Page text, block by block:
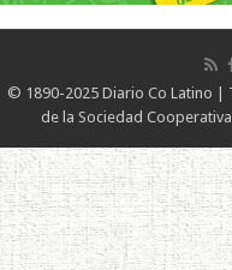
© 1890-2025 Diario Co Latino |
de la Sociedad